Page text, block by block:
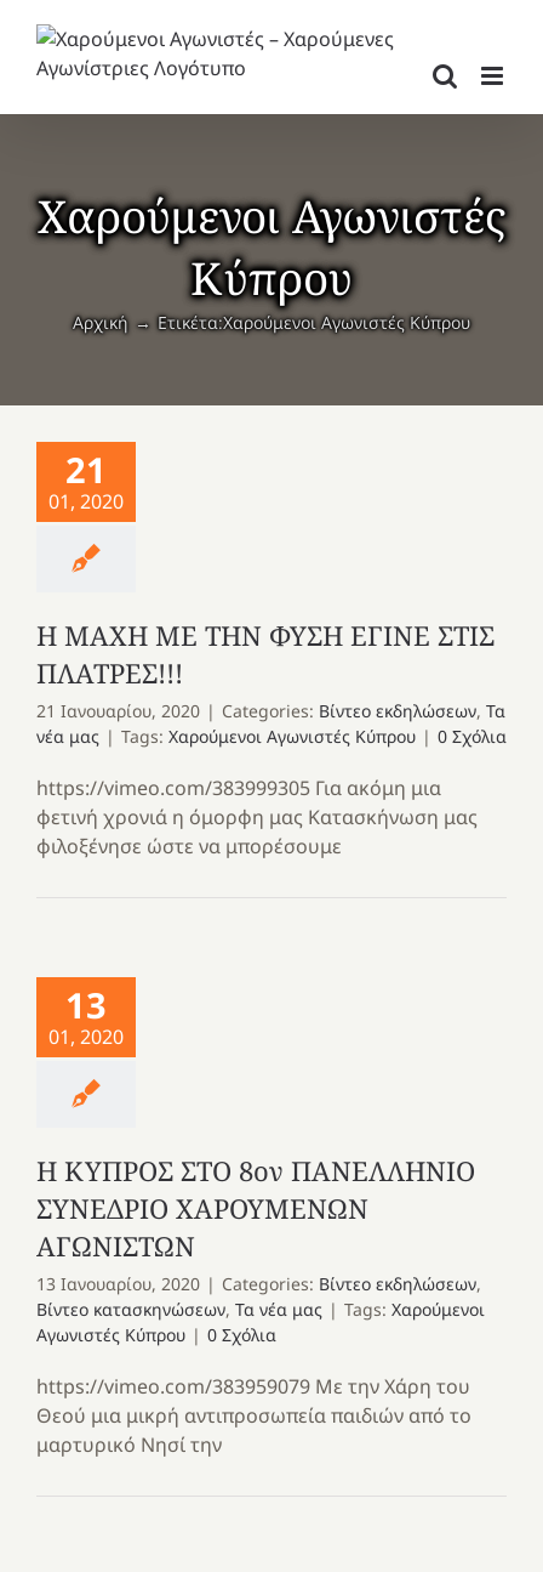
περιεχόμενο
Χαρούμενοι Αγωνιστές
Κύπρου
Αρχική Ετικέτα:Χαρούμενοι Αγωνιστές Κύπρου
21
01, 2020
Η ΜΑΧΗ ΜΕ ΤΗΝ ΦΥΣΗ ΕΓΙΝΕ ΣΤΙΣ
ΠΛΑΤΡΕΣ!!!
21 Ιανουαρίου, 2020 | Categories: Βίντεο εκδηλώσεων, Τα
νέα μας | Tags: Χαρούμενοι Αγωνιστές Κύπρου | 0 Σχόλια
https://vimeo.com/383999305 Για ακόμη μια
φετινή χρονιά η όμορφη μας Kατασκήνωση μας
φιλοξένησε ώστε να μπορέσουμε
13
01, 2020
Η ΚΥΠΡΟΣ ΣΤΟ 8ον ΠΑΝΕΛΛΗΝΙΟ
ΣΥΝΕΔΡΙΟ ΧΑΡΟΥΜΕΝΩΝ
ΑΓΩΝΙΣΤΩΝ
13 Ιανουαρίου, 2020 | Categories: Βίντεο εκδηλώσεων,
Βίντεο κατασκηνώσεων, Τα νέα μας | Tags: Χαρούμενοι
Αγωνιστές Κύπρου | 0 Σχόλια
https://vimeo.com/383959079 Με την Χάρη του
Θεού μια μικρή αντιπροσωπεία παιδιών από το
μαρτυρικό Νησί την